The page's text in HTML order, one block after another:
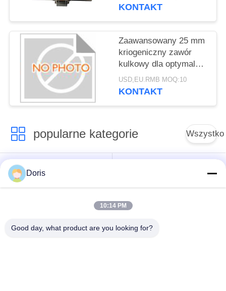
KONTAKT
Zaawansowany 25 mm
kriogeniczny zawór
kulkowy dla optymalnej
wydajności w
środowiskach o niskiej
USD,EU.RMB MOQ:10
KONTAKT
popularne kategorie Wszystko
Kriogeniczny zawór
kulowy
zwrotny
Zawór
kriogenicznego
Doris
10:14 PM
Good day, what product are you looking for?